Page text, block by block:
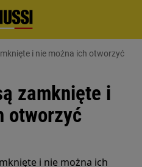
i nie można ich otworzyć
zamknięte i
otworzyć
i nie można ich